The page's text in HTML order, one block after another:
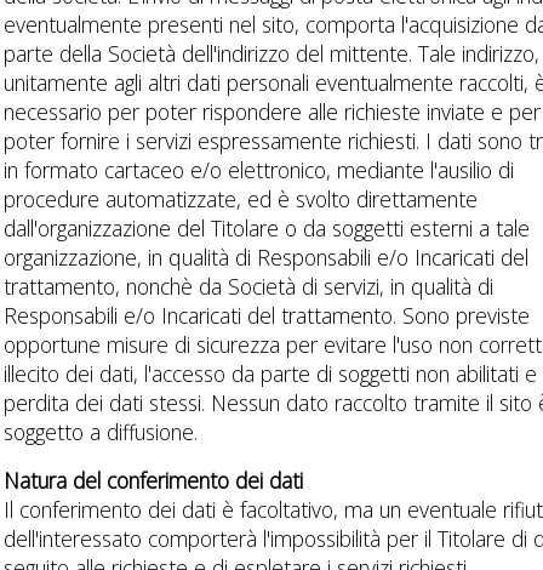
eventualmente presenti nel sito, comporta l'acquisizione
parte della Società dell'indirizzo del mittente. Tale indirizzo,
unitamente agli altri dati personali eventualmente raccolti,
necessario per poter rispondere alle richieste inviate e per
poter fornire i servizi espressamente richiesti. I dati sono
in formato cartaceo e/o elettronico, mediante l'ausilio di
procedure automatizzate, ed è svolto direttamente
dall'organizzazione del Titolare o da soggetti esterni a tale
organizzazione, in qualità di Responsabili e/o Incaricati del
trattamento, nonchè da Società di servizi, in qualità di
Responsabili e/o Incaricati del trattamento. Sono previste
opportune misure di sicurezza per evitare l'uso non
illecito dei dati, l'accesso da parte di soggetti non abilitati e
perdita dei dati stessi. Nessun dato raccolto tramite il sito
soggetto a diffusione.
Natura del conferimento dei dati
Il conferimento dei dati è facoltativo, ma un eventuale
dell'interessato comporterà l'impossibilità per il Titolare di